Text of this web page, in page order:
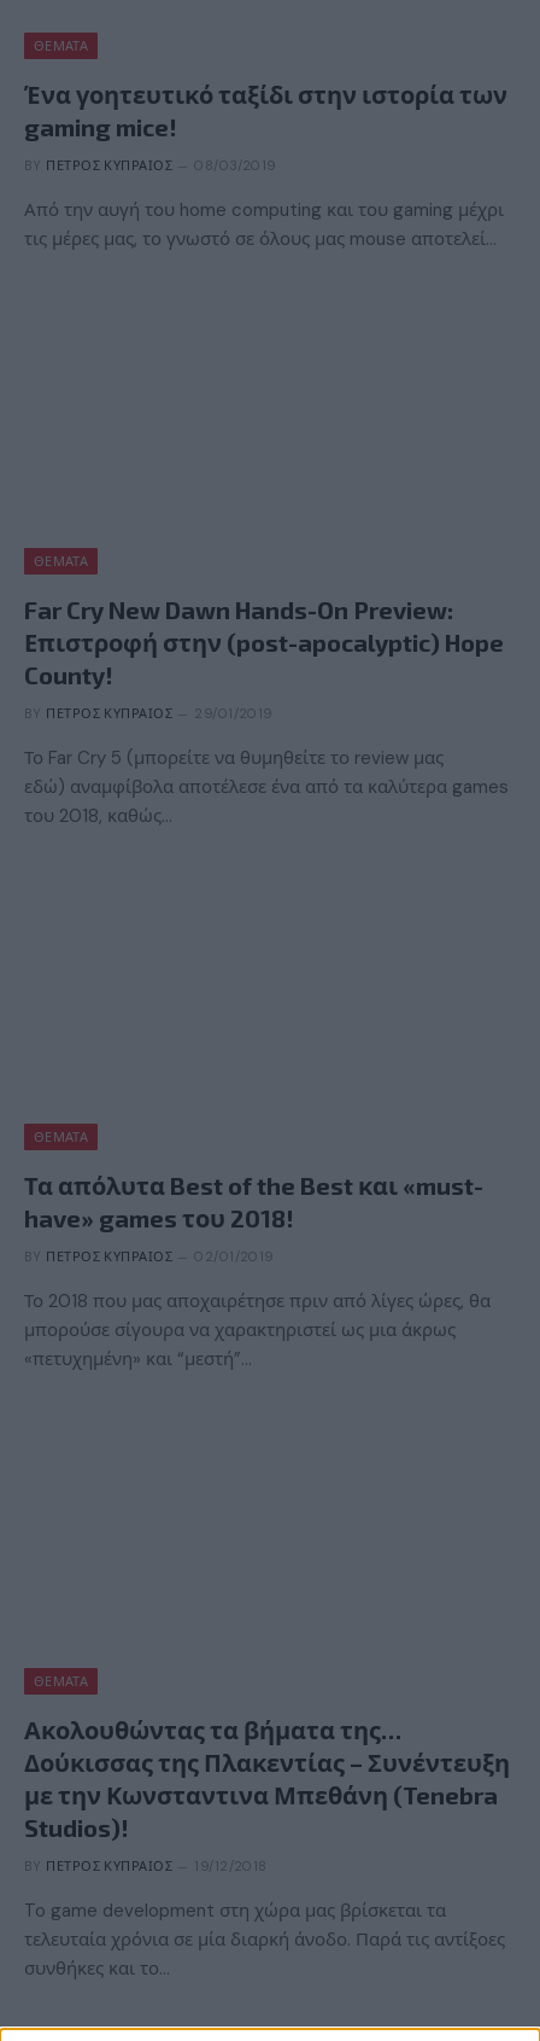
ΘΈΜΑΤΑ
Ένα γοητευτικό ταξίδι στην ιστορία των
gaming mice!
BY ΠΈΤΡΟΣ ΚΥΠΡΑΊΟΣ 08/03/2019
Από την αυγή του home computing και του gaming μέχρι
τις μέρες μας, το γνωστό σε όλους μας mouse αποτελεί…
ΘΈΜΑΤΑ
Far Cry New Dawn Hands-On Preview:
Επιστροφή στην (post-apocalyptic) Hope
County!
BY ΠΈΤΡΟΣ ΚΥΠΡΑΊΟΣ 29/01/2019
Το Far Cry 5 (μπορείτε να θυμηθείτε το review μας
εδώ) αναμφίβολα αποτέλεσε ένα από τα καλύτερα games
του 2018, καθώς…
ΘΈΜΑΤΑ
Τα απόλυτα Best of the Best και «must-
have» games του 2018!
BY ΠΈΤΡΟΣ ΚΥΠΡΑΊΟΣ 02/01/2019
Το 2018 που μας αποχαιρέτησε πριν από λίγες ώρες, θα
μπορούσε σίγουρα να χαρακτηριστεί ως μια άκρως
«πετυχημένη» και “μεστή”…
ΘΈΜΑΤΑ
Ακολουθώντας τα βήματα της…
Δούκισσας της Πλακεντίας – Συνέντευξη
με την Κωνσταντινα Μπεθάνη (Tenebra
Studios)!
BY ΠΈΤΡΟΣ ΚΥΠΡΑΊΟΣ 19/12/2018
To game development στη χώρα μας βρίσκεται τα
τελευταία χρόνια σε μία διαρκή άνοδο. Παρά τις αντίξοες
συνθήκες και το…